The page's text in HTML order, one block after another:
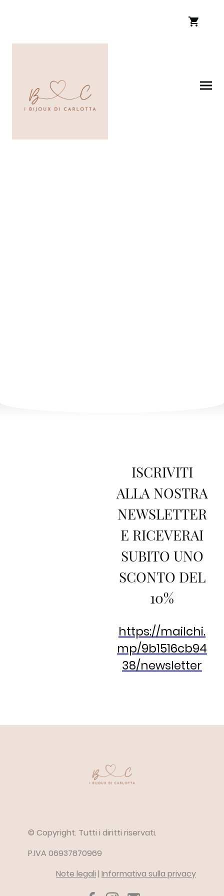
ISCRIVITI
ALLA NOSTRA
NEWSLETTER
E RICEVERAI
SUBITO UNO
SCONTO DEL
10%
https://mailchi.
mp/9b1516cb94
38/newsletter
© Copyright. Tutti i diritti riservati.
P.IVA 06937870969
Note legali | Informativa sulla privacy